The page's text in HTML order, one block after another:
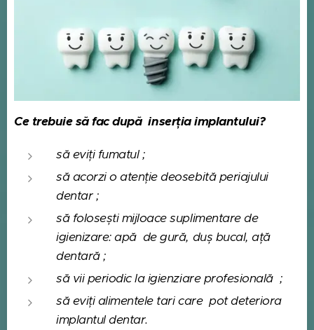
Ce trebuie să fac după inserția implantului?
să eviți fumatul ;
să acorzi o atenție deosebită periajului
dentar ;
să folosești mijloace suplimentare de
igienizare: apă de gură, duș bucal, ață
dentară ;
să vii periodic la igienziare profesională ;
să eviți alimentele tari care pot deteriora
implantul dentar.